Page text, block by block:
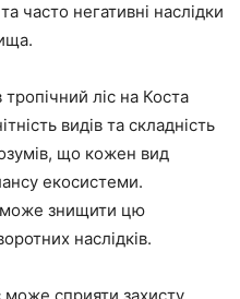
часто негативні наслідки
тропічний ліс на Коста
видів та складність
що кожен вид
екосистеми.
може знищити цю
наслідків.